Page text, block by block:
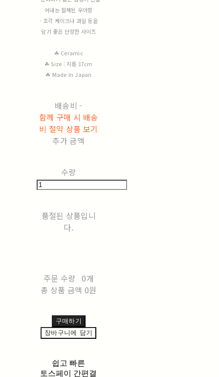
어내는 절제된 우아함
- 조각 케이크나 과일 등을
담기 좋은 단정한 사이즈
☘︎ Ceramic
☘︎ Size : 지름 17cm
☘︎ Made In Japan
배송비 -
함께 구매 시 배송
비 절약 상품 보기
추가 금액
수량
품절된 상품입니
다.
주문 수량 0개
총 상품 금액 0원
구매하기
장바구니에 담기
쉽고 빠른
토스페이 간편결